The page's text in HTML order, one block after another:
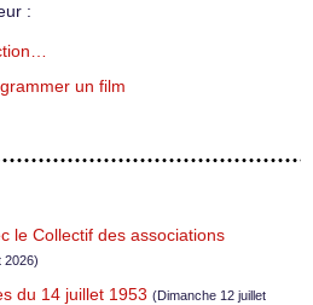
:
un film
le Collectif des associations
2026)
du 14 juillet 1953 (Dimanche 12 juillet